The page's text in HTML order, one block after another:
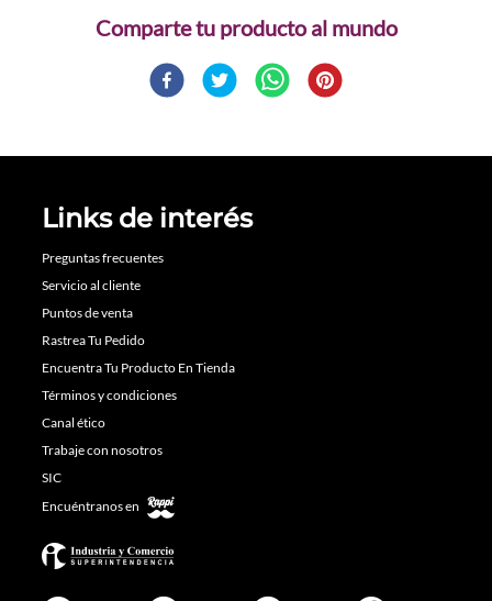
Comparte
Links de interés
Preguntas frecuentes
Servicio al cliente
Puntos de venta
Rastrea Tu Pedido
Encuentra Tu Producto En Tienda
Términos y condiciones
Canal ético
Trabaje con nosotros
SIC
Encuéntranos en